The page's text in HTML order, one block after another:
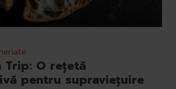
Trip: O rețetă
pentru supraviețuire